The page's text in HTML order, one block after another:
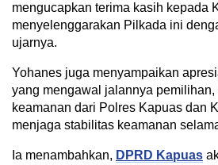
mengucapkan terima kasih kepada
menyelenggarakan Pilkada ini
ujarnya.
Yohanes juga menyampaikan
yang mengawal jalannya pemilihan,
keamanan dari Polres Kapuas dan
menjaga stabilitas keamanan
Ia menambahkan, DPRD Kapuas